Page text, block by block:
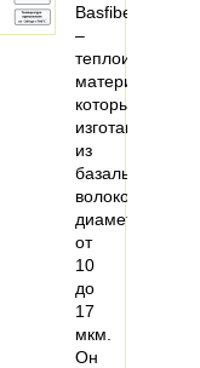
Basfiber
–
материал,
который
из
базальтовых
волокон
диаметром
от
10
до
17
мкм.
Он